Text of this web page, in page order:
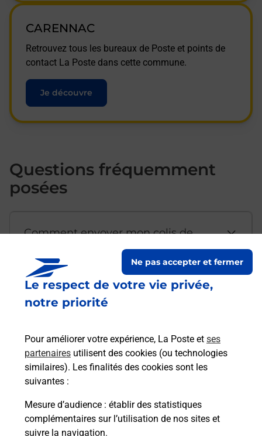
Le respect de votre vie privée,
notre priorité
Pour améliorer votre expérience, La Poste et ses
partenaires utilisent des cookies (ou technologies
similaires). Les finalités des cookies sont les
suivantes :
Mesure d’audience : établir des statistiques
complémentaires sur l’utilisation de nos sites et
suivre la navigation.
Ne pas accepter et fermer
CARENNAC
Retrouvez tous les bureaux de Poste et points de
contact La Poste dans cette commune.
Je découvre
Questions fréquemment
posées
Comment envoyer mon colis de
Est-il possible d’acheter un
emballage directement depuis un
Comment demander une
modification de livraison ?
Comment La Poste participe-t-elle